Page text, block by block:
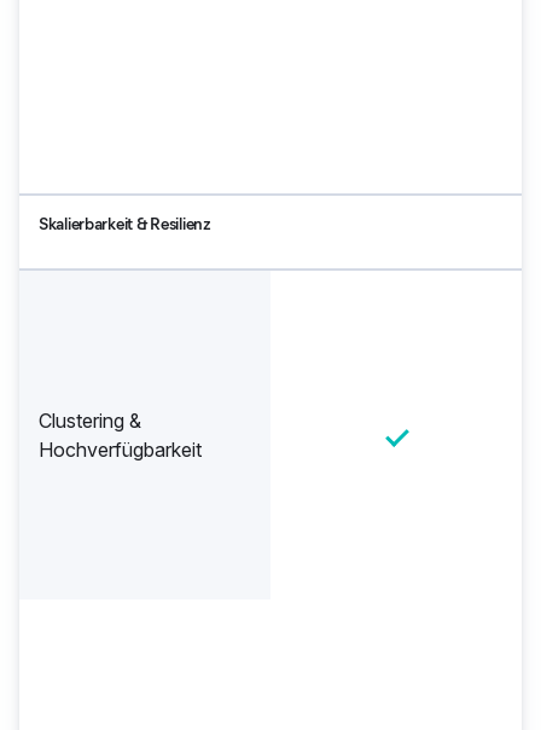
Skalierbarkeit & Resilienz
Clustering &
Hochverfügbarkeit